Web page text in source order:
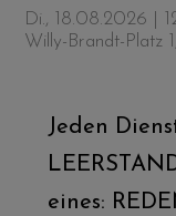
Di., 18.08.2026 |
Willy-Brandt-Platz
Jeden
eines: